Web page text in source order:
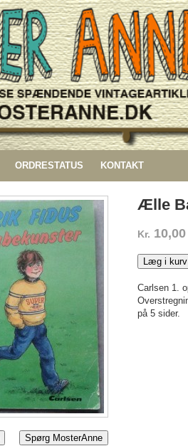
ORDRESTATUS KONTAKT
Ælle
Kr. 10,00
Læg i kurv
Carlsen 1.
på 5 sider.
Spørg MosterAnne